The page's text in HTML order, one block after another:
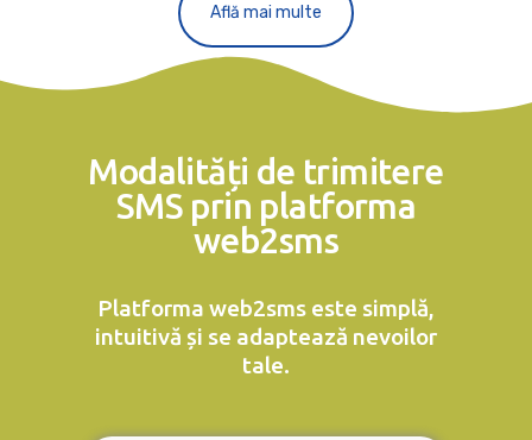
Află mai multe
Modalități de trimitere
SMS prin platforma
web2sms
Platforma web2sms este simplă,
intuitivă și se adaptează nevoilor
tale.